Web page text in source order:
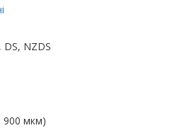
NZDS
900 мкм)